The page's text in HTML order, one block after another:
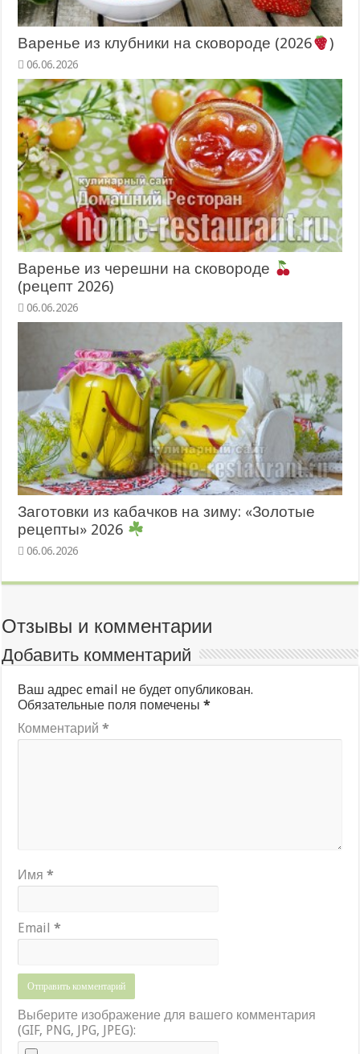
Варенье из клубники на сковороде (2026 )
06.06.2026
Варенье из черешни на сковороде
(рецепт 2026)
06.06.2026
Заготовки из кабачков на зиму: «Золотые
рецепты» 2026
06.06.2026
Отзывы и комментарии
Добавить комментарий
Ваш адрес email не будет опубликован.
Обязательные поля помечены*
Комментарий*
Имя*
Email*
Выберите изображение для вашего комментария
(GIF, PNG, JPG, JPEG):